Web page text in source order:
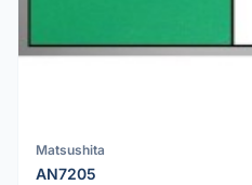
Matsushita
AN7205